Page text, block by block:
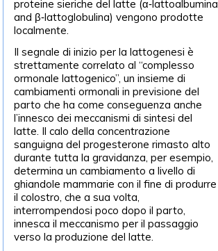
proteine sieriche del latte (α‐lattoalbumina
and β‐lattoglobulina) vengono prodotte
localmente.
Il segnale di inizio per la lattogenesi è
strettamente correlato al “complesso
ormonale lattogenico”, un insieme di
cambiamenti ormonali in previsione del
parto che ha come conseguenza anche
l’innesco dei meccanismi di sintesi del
latte. Il calo della concentrazione
sanguigna del progesterone rimasto alto
durante tutta la gravidanza, per esempio,
determina un cambiamento a livello di
ghiandole mammarie con il fine di produrre
il colostro, che a sua volta,
interrompendosi poco dopo il parto,
innesca il meccanismo per il passaggio
verso la produzione del latte.